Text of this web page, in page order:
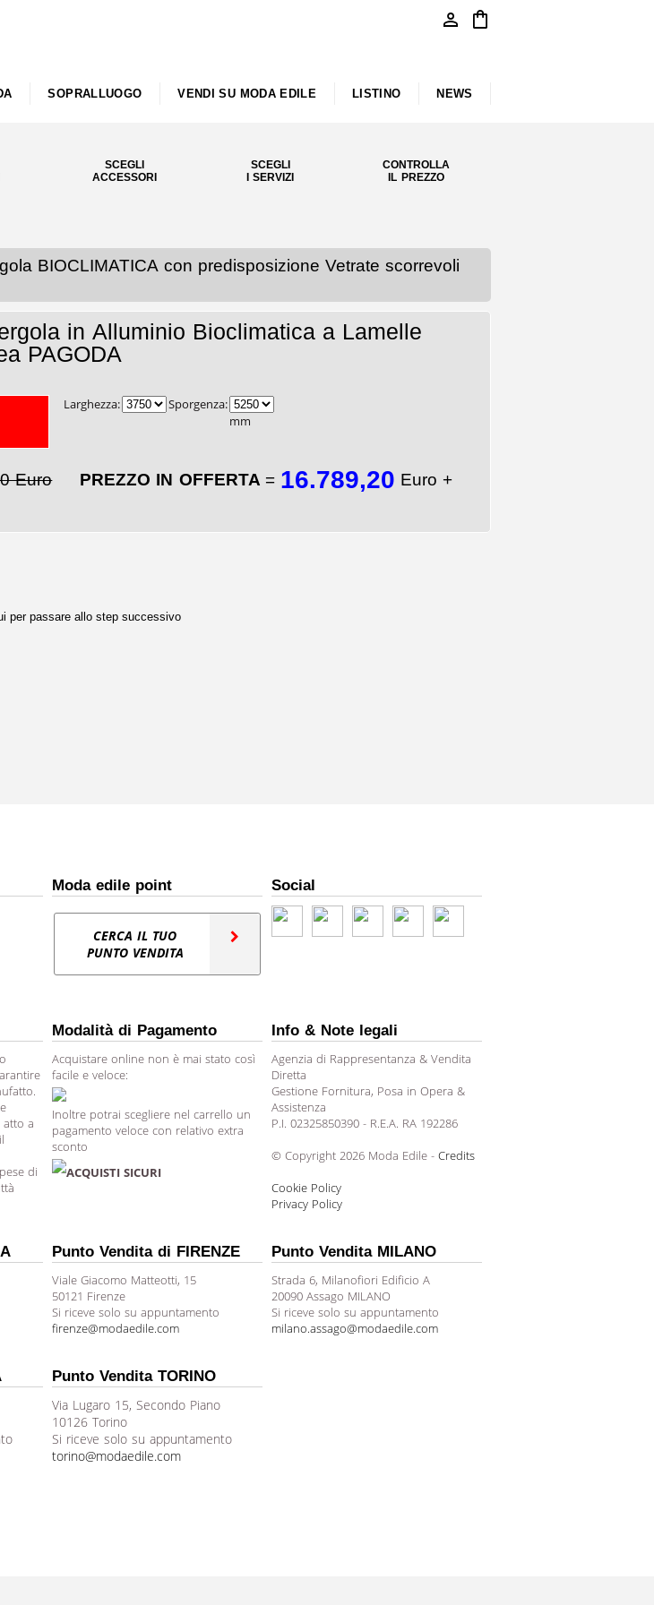
person shopping_bag
SOPRALLUOGO VENDI SU MODA EDILE LISTINO NEWS
SCEGLI
ACCESSORI
SCEGLI
I SERVIZI
CONTROLLA
IL PREZZO
BIOCLIMATICA con predisposizione Vetrate scorrevoli
in Alluminio Bioclimatica a Lamelle
PAGODA
Larghezza:
Sporgenza:
mm
Euro PREZZO IN OFFERTA = 16.789,20 Euro +
Moda edile point
CERCA IL TUO
PUNTO VENDITA
Social
a
di
Modalità di Pagamento
Acquistare online non è mai stato così
facile e veloce:
Inoltre potrai scegliere nel carrello un
pagamento veloce con relativo extra
sconto
ACQUISTI SICURI
Info & Note legali
Agenzia di Rappresentanza & Vendita
Diretta
Gestione Fornitura, Posa in Opera &
Assistenza
P.I. 02325850390 - R.E.A. RA 192286
© Copyright 2026 Moda Edile - Credits
Cookie Policy
Privacy Policy
Punto Vendita di FIRENZE
Viale Giacomo Matteotti, 15
50121 Firenze
Si riceve solo su appuntamento
firenze@modaedile.com
Punto Vendita MILANO
Strada 6, Milanofiori Edificio A
20090 Assago MILANO
Si riceve solo su appuntamento
milano.assago@modaedile.com
Punto Vendita TORINO
Via Lugaro 15, Secondo Piano
10126 Torino
Si riceve solo su appuntamento
torino@modaedile.com